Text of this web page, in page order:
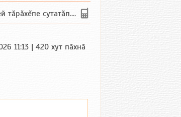
сутатăп. Ха...
11:13 | 420 хут пӑхнӑ